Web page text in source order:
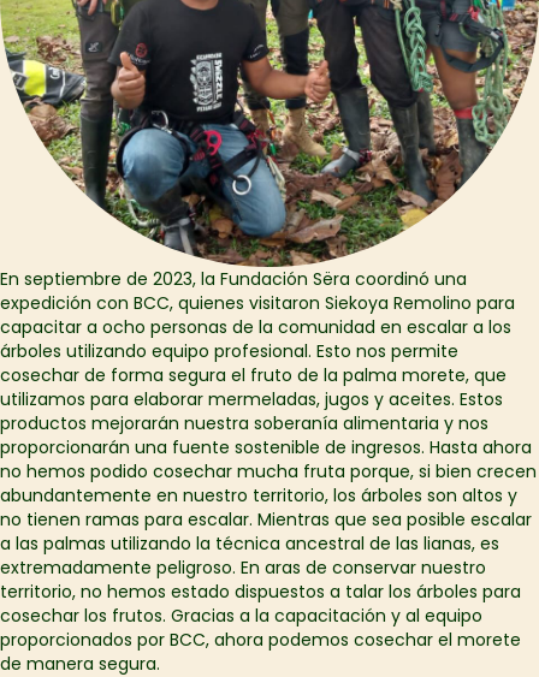
En septiembre de 2023, la Fundación Sëra coordinó una
expedición con BCC, quienes visitaron Siekoya Remolino para
capacitar a ocho personas de la comunidad en escalar a los
árboles utilizando equipo profesional. Esto nos permite
cosechar de forma segura el fruto de la palma morete, que
utilizamos para elaborar mermeladas, jugos y aceites. Estos
productos mejorarán nuestra soberanía alimentaria y nos
proporcionarán una fuente sostenible de ingresos. Hasta ahora
no hemos podido cosechar mucha fruta porque, si bien crecen
abundantemente en nuestro territorio, los árboles son altos y
no tienen ramas para escalar. Mientras que sea posible escalar
a las palmas utilizando la técnica ancestral de las lianas, es
extremadamente peligroso. En aras de conservar nuestro
territorio, no hemos estado dispuestos a talar los árboles para
cosechar los frutos. Gracias a la capacitación y al equipo
proporcionados por BCC, ahora podemos cosechar el morete
de manera segura.